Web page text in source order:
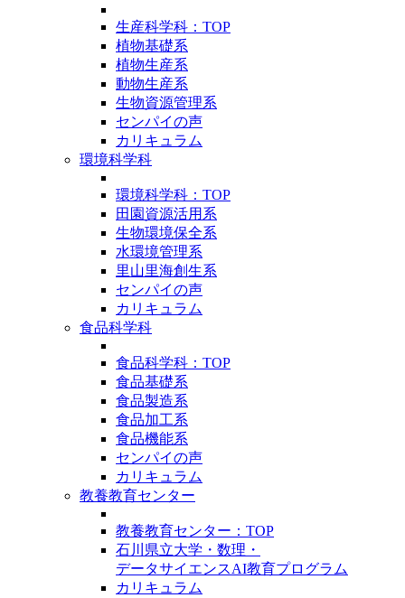
生産科学科：TOP
植物基礎系
植物生産系
動物生産系
生物資源管理系
センパイの声
カリキュラム
環境科学科
環境科学科：TOP
田園資源活用系
生物環境保全系
水環境管理系
里山里海創生系
センパイの声
カリキュラム
食品科学科
食品科学科：TOP
食品基礎系
食品製造系
食品加工系
食品機能系
センパイの声
カリキュラム
教養教育センター
教養教育センター：TOP
石川県立大学・数理・
データサイエンスAI教育プログラム
カリキュラム